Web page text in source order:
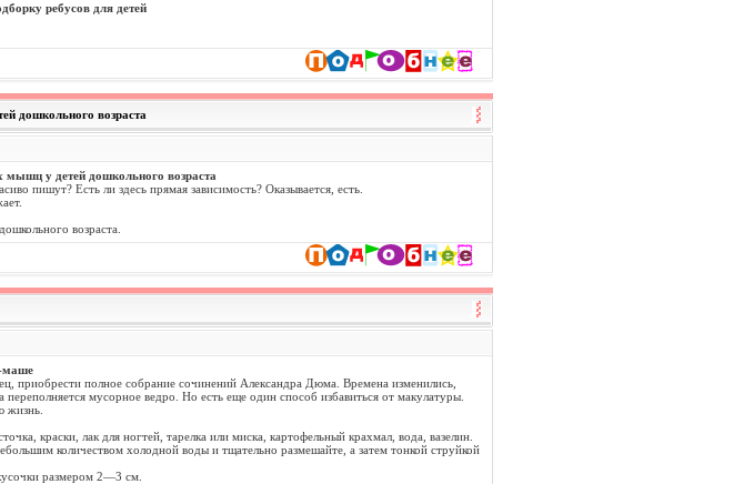
ребусов для детей
дошкольного возраста
мышц у детей дошкольного возраста
пишут? Есть ли здесь прямая зависимость? Оказывается, есть.
возраста.
маше
приобрести полное собрание сочинений Александра Дюма. Времена изменились,
мусорное ведро. Но есть еще один способ избавиться от макулатуры.
жизнь.
краски, лак для ногтей, тарелка или миска, картофельный крахмал, вода, вазелин.
количеством холодной воды и тщательно размешайте, а затем тонкой струйкой
размером 2—3 см.